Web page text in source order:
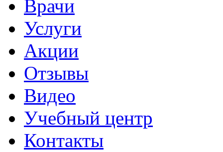
Врачи
Услуги
Акции
Отзывы
Видео
Учебный центр
Контакты